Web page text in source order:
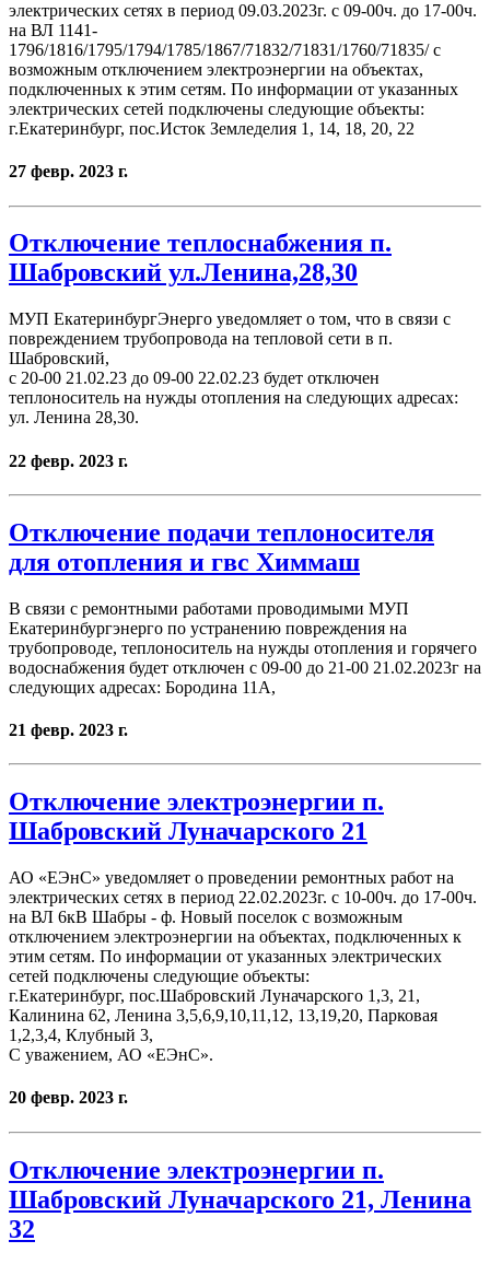
электрических сетях в период 09.03.2023г. с 09-00ч. до 17-00ч.
на ВЛ 1141-
1796/1816/1795/1794/1785/1867/71832/71831/1760/71835/ с
возможным отключением электроэнергии на объектах,
подключенных к этим сетям. По информации от указанных
электрических сетей подключены следующие объекты:
г.Екатеринбург, пос.Исток Земледелия 1, 14, 18, 20, 22
27 февр. 2023 г.
Отключение теплоснабжения п.
Шабровский ул.Ленина,28,30
МУП ЕкатеринбургЭнерго уведомляет о том, что в связи с
повреждением трубопровода на тепловой сети в п.
Шабровский,
с 20-00 21.02.23 до 09-00 22.02.23 будет отключен
теплоноситель на нужды отопления на следующих адресах:
ул. Ленина 28,30.
22 февр. 2023 г.
Отключение подачи теплоносителя
для отопления и гвс Химмаш
В связи с ремонтными работами проводимыми МУП
Екатеринбургэнерго по устранению повреждения на
трубопроводе, теплоноситель на нужды отопления и горячего
водоснабжения будет отключен с 09-00 до 21-00 21.02.2023г на
следующих адресах: Бородина 11А,
21 февр. 2023 г.
Отключение электроэнергии п.
Шабровский Луначарского 21
АО «ЕЭнС» уведомляет о проведении ремонтных работ на
электрических сетях в период 22.02.2023г. с 10-00ч. до 17-00ч.
на ВЛ 6кВ Шабры - ф. Новый поселок с возможным
отключением электроэнергии на объектах, подключенных к
этим сетям. По информации от указанных электрических
сетей подключены следующие объекты:
г.Екатеринбург, пос.Шабровский Луначарского 1,3, 21,
Калинина 62, Ленина 3,5,6,9,10,11,12, 13,19,20, Парковая
1,2,3,4, Клубный 3,
С уважением, АО «ЕЭнС».
20 февр. 2023 г.
Отключение электроэнергии п.
Шабровский Луначарского 21, Ленина
32